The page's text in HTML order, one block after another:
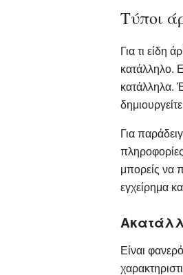
Τύποι
Για τι είδη
κατάλληλο.
κατάλληλα.
Για
μπορείς να
εγχείρημα
Είναι